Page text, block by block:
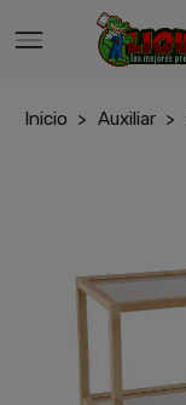
Inicio Auxiliar